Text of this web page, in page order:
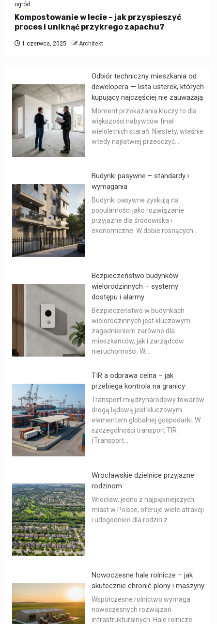
ogród
Kompostowanie w lecie – jak przyspieszyć
proces i uniknąć przykrego zapachu?
1 czerwca, 2025 Architekt
Odbiór techniczny mieszkania od
dewelopera — lista usterek, których
kupujący najczęściej nie zauważają
Moment przekazania kluczy to dla
większości nabywców finał
wieloletnich starań. Niestety, właśnie
wtedy najłatwiej przeoczyć...
Budynki pasywne – standardy i
wymagania
Budynki pasywne zyskują na
popularności jako rozwiązanie
przyjazne dla środowiska i
ekonomiczne. W dobie rosnących...
Bezpieczeństwo budynków
wielorodzinnych – systemy
dostępu i alarmy
Bezpieczeństwo w budynkach
wielorodzinnych jest kluczowym
zagadnieniem zarówno dla
mieszkańców, jak i zarządców
nieruchomości. W...
TIR a odprawa celna – jak
przebiega kontrola na granicy
Transport międzynarodowy towarów
drogą lądową jest kluczowym
elementem globalnej gospodarki. W
szczególności transport TIR
(Transport...
Wrocławskie dzielnice przyjazne
rodzinom
Wrocław, jedno z najpiękniejszych
miast w Polsce, oferuje wiele atrakcji
i udogodnień dla rodzin z...
Nowoczesne hale rolnicze – jak
skutecznie chronić plony i maszyny
Współczesne rolnictwo wymaga
nowoczesnych rozwiązań
infrastrukturalnych. Hale rolnicze